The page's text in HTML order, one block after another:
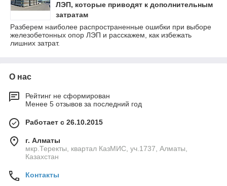
ЛЭП, которые приводят к дополнительным
затратам
Разберем наиболее распространенные ошибки при выборе
железобетонных опор ЛЭП и расскажем, как избежать
лишних затрат.
О нас
Рейтинг не сформирован
Менее 5 отзывов за последний год
Работает с 26.10.2015
г. Алматы
мкр.Теректы, квартал КазМИС, уч.1737, Алматы,
Казахстан
Контакты